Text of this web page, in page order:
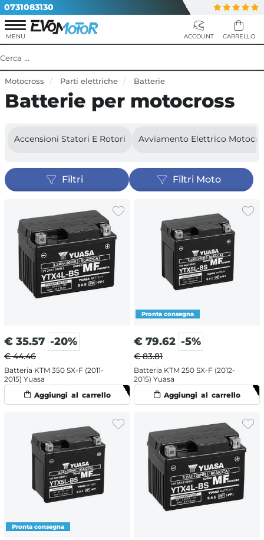
0731083130
Motocross Parti elettriche Batterie
Batterie per motocross
Accensioni Statori E Rotori Avviamento Elettrico
Filtri Filtri Moto
€ 35.57 -20%
€ 44.46
Batteria KTM 350 SX-F (2011-
2015) Yuasa
€ 79.62 -5%
€ 83.81
Batteria KTM 250 SX-F (2012-
2015) Yuasa